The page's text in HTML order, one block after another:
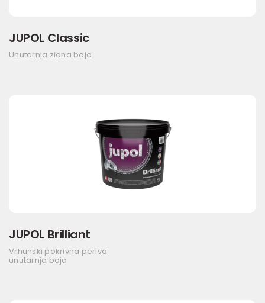
JUPOL Classic
Unutarnja zidna boja
JUPOL Brilliant
Vrhunski pokrivna periva
unutarnja boja